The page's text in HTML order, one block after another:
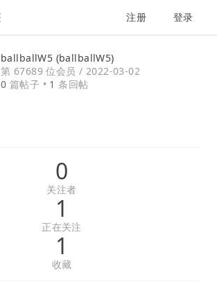
注册 登录
ballballW5 (ballballW5)
第 67689 位会员 / 2022-03-02
0 篇帖子 • 1 条回帖
0
关注者
1
正在关注
1
收藏